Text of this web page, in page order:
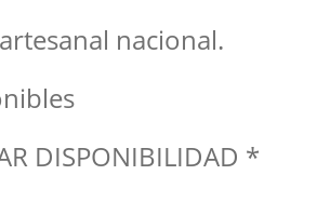
nacional.
DISPONIBILIDAD *